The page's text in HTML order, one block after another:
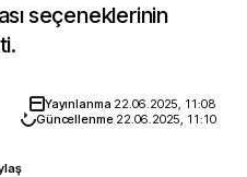
seçeneklerinin
Yayınlanma 22.06.2025, 11:08
Güncellenme 22.06.2025, 11:10